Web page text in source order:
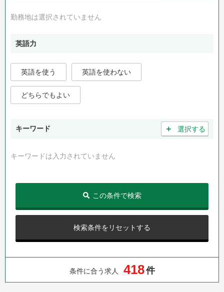
勤務地は選択されていません
英語力
英語を使う 英語を使わない
どちらでもよい
キーワード ＋ 選択する
キーワードは入力されていません
検索条件をリセットする
この条件で検索
条件に合う求人 418件